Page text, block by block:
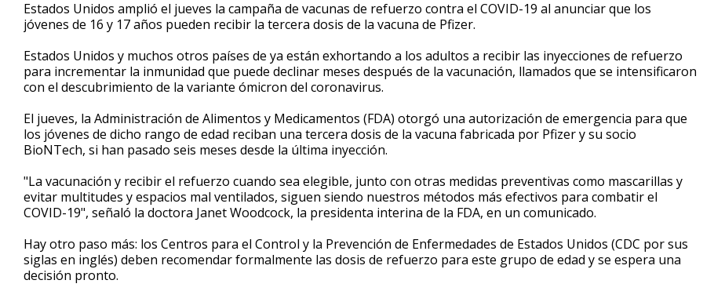
seconds
of
40
90%
Estados Unidos amplió el jueves la campaña de vacunas de refuerzo contra el COVID-19 al anunciar que los
jóvenes de 16 y 17 años pueden recibir la tercera dosis de la vacuna de Pfizer.
Estados Unidos y muchos otros países de ya están exhortando a los adultos a recibir las inyecciones de refuerzo
para incrementar la inmunidad que puede declinar meses después de la vacunación, llamados que se intensificaron
con el descubrimiento de la variante ómicron del coronavirus.
El jueves, la Administración de Alimentos y Medicamentos (FDA) otorgó una autorización de emergencia para que
los jóvenes de dicho rango de edad reciban una tercera dosis de la vacuna fabricada por Pfizer y su socio
BioNTech, si han pasado seis meses desde la última inyección.
"La vacunación y recibir el refuerzo cuando sea elegible, junto con otras medidas preventivas como mascarillas y
evitar multitudes y espacios mal ventilados, siguen siendo nuestros métodos más efectivos para combatir el
COVID-19", señaló la doctora Janet Woodcock, la presidenta interina de la FDA, en un comunicado.
Hay otro paso más: los Centros para el Control y la Prevención de Enfermedades de Estados Unidos (CDC por sus
siglas en inglés) deben recomendar formalmente las dosis de refuerzo para este grupo de edad y se espera una
decisión pronto.